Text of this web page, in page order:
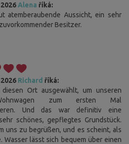
Alena říká:
atemberaubende Aussicht, ein sehr
Besitzer.
Richard říká:
Ort ausgewählt, um unseren
Wohnwagen zum ersten Mal
Und das war definitiv eine
schönes, gepflegtes Grundstück.
uns zu begrüßen, und es scheint, als
Wasser lässt sich bequem über einen